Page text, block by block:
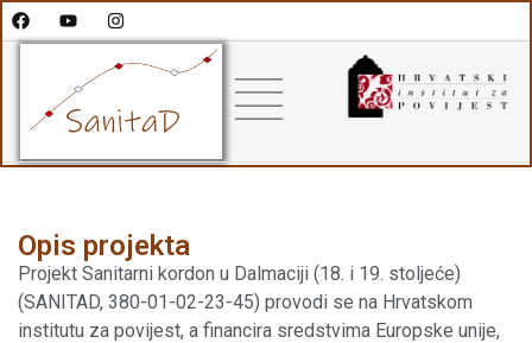
Opis projekta
Projekt Sanitarni kordon u Dalmaciji (18. i 19. stoljeće)
(SANITAD, 380-01-02-23-45) provodi se na Hrvatskom
institutu za povijest, a financira sredstvima Europske unije,